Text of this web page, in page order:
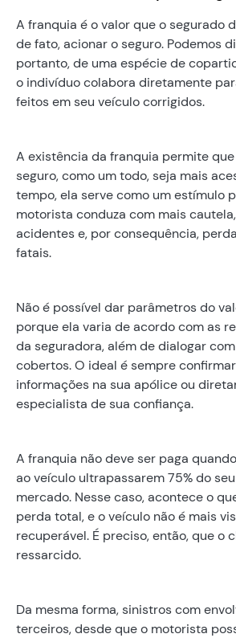
A franquia é o valor que o segurado
de fato, acionar o seguro. Podemos
portanto, de uma espécie de
o indivíduo colabora diretamente
feitos em seu veículo corrigidos.
A existência da franquia permite
seguro, como um todo, seja mais
tempo, ela serve como um estímulo
motorista conduza com mais
acidentes e, por consequência,
fatais.
Não é possível dar parâmetros do
porque ela varia de acordo com as
da seguradora, além de dialogar
cobertos. O ideal é sempre
informações na sua apólice ou
especialista de sua confiança.
A franquia não deve ser paga
ao veículo ultrapassarem 75% do
mercado. Nesse caso, acontece o
perda total, e o veículo não é mais
recuperável. É preciso, então, que o
ressarcido.
Da mesma forma, sinistros com
terceiros, desde que o motorista